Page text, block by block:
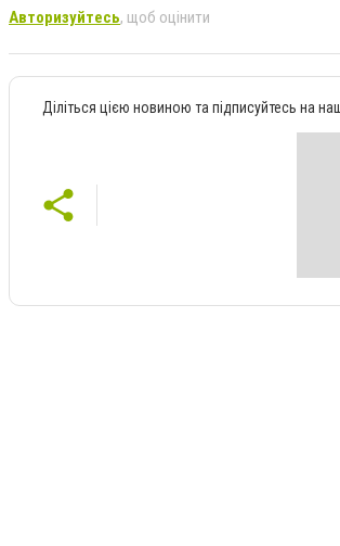
Авторизуйтесь, щоб оцінити
Діліться цією новиною та підписуйтесь на